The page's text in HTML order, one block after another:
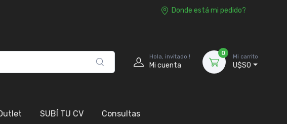
Donde está mi pedido?
Hola, invitado !
Mi cuenta
0
Mi carrito
U$S0
SUBÍ TU CV Consultas